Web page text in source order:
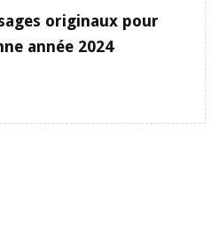
originaux pour
année 2024